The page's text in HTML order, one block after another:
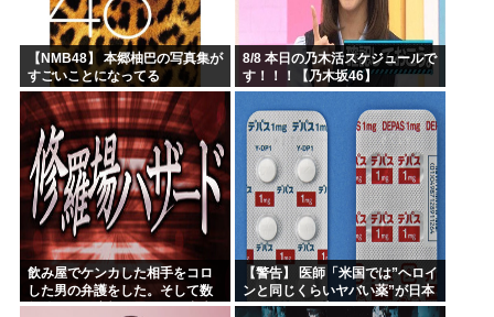
【NMB48】 本郷柚巴の写真集が
すごいことになってる
8/8 本日の乃木活スケジュールで
す！！！【乃木坂46】
飲み屋でケンカした相手をコロ
した男の弁護をした。そして数
年後、因果応報を思わせる出来
【警告】 医師「米国では”ヘロイ
ンと同じくらいヤバい薬”が日本
では平気で処方されてる」